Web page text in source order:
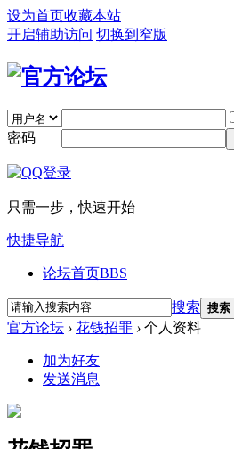
设为首页收藏本站
开启辅助访问 切换到窄版
密码
只需一步，快速开始
快捷导航
论坛首页BBS
搜索 搜索
官方论坛 › 花钱招罪 › 个人资料
加为好友
发送消息